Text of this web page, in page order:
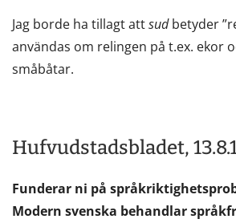
Jag borde ha tillagt attsudbetyder
användas om relingen på t.ex. ekor
småbåtar.
Hufvudstadsbladet,
Funderar ni på
Modern svenska behandlar